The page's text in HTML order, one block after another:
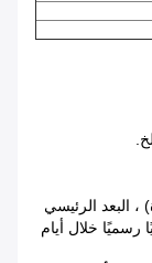
، البعد الرئيسي
رسميًا خلال أيام